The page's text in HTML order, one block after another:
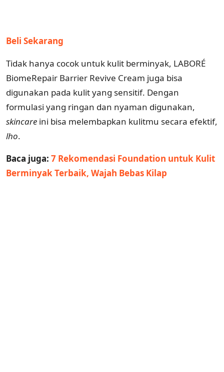
Beli Sekarang
Tidak hanya cocok untuk kulit berminyak, LABORÉ
BiomeRepair Barrier Revive Cream juga bisa
digunakan pada kulit yang sensitif. Dengan
formulasi yang ringan dan nyaman digunakan,
skincare ini bisa melembapkan kulitmu secara efektif,
lho.
Baca juga: 7 Rekomendasi Foundation untuk Kulit
Berminyak Terbaik, Wajah Bebas Kilap